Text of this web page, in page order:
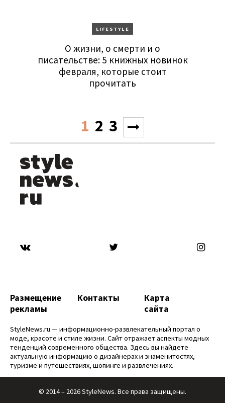
LIFESTYLE
О жизни, о смерти и о
писательстве: 5 книжных новинок
февраля, которые стоит
прочитать
1 2 3
Размещение
рекламы
Контакты
Карта
сайта
StyleNews.ru — информационно-развлекательный портал о
моде, красоте и стиле жизни. Сайт отражает аспекты модных
тенденций современного общества. Здесь вы найдете
актуальную информацию о дизайнерах и знаменитостях,
туризме и путешествиях, шопинге и развлечениях.
© 2014 – 2026 StyleNews. Все права защищены.